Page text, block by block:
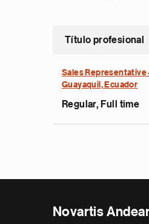
Título profesional
Sales Representative
Guayaquil, Ecuador
Regular, Full time
Novartis